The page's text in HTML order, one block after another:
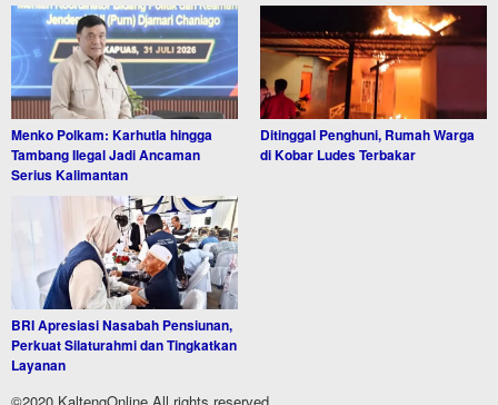
Menko Polkam: Karhutla hingga
Tambang Ilegal Jadi Ancaman
Serius Kalimantan
Ditinggal Penghuni, Rumah Warga
di Kobar Ludes Terbakar
BRI Apresiasi Nasabah Pensiunan,
Perkuat Silaturahmi dan Tingkatkan
Layanan